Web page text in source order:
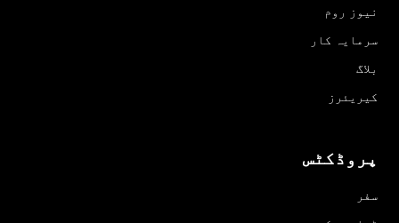
نیوز روم
سرمایہ کار
بلاگ
کیریئرز
پروڈکٹس
سفر